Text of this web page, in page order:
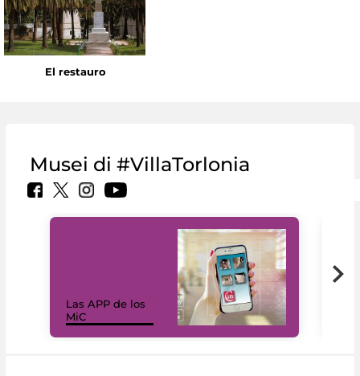
El restauro
Musei di #VillaTorlonia
Las APP de los
MiC